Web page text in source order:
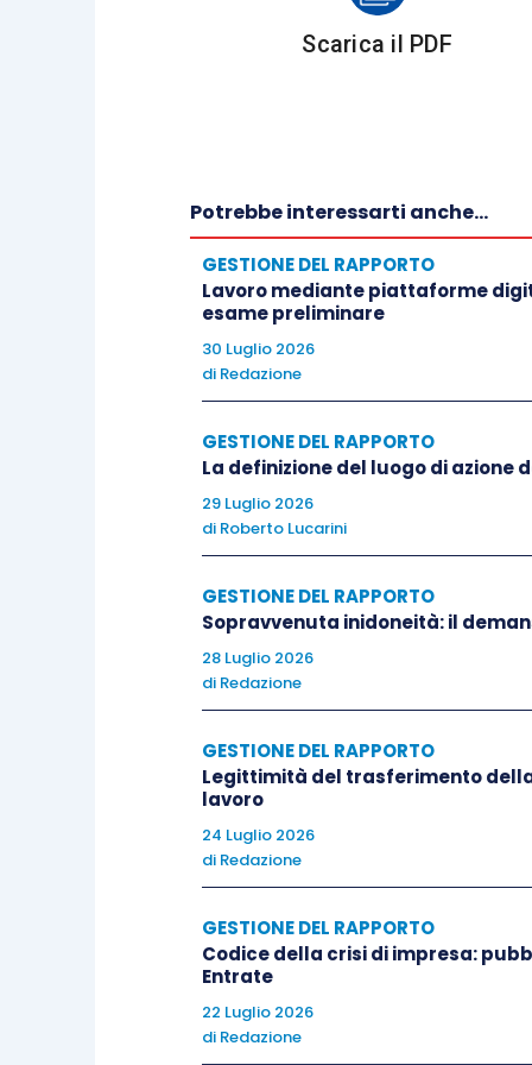
ripresenta quell’istituto
natura giuridica, ovvero se
dipendente.
Banalmente, è possibile ritenere
non fissa
contenuti e delle mie
Se l’MBO è pattuito una volta
l’attesa verso lo stesso, dato
percettore;
l’esclusione italiana
trattamenti economici individuali
stessa:
a) istituti riconosciuti su base
superminimo individuale, sia
c) o temporanea (un elemento
Le 3 tre caratteristiche di cui
all’interno della medesima
criteri oggettivi individuali.
Ora siamo di fronte alla domanda:
delle retribuzioni medie o mediane per
Scarica il PDF
Potrebbe interessarti anche...
GESTIONE DEL RAPPORTO
Lavoro mediante piattaforme
esame preliminare
30 Luglio 2026
di Redazione
GESTIONE DEL RAPPORTO
La definizione del luogo di azione
29 Luglio 2026
di Roberto Lucarini
GESTIONE DEL RAPPORTO
Sopravvenuta inidoneità: il
28 Luglio 2026
di Redazione
GESTIONE DEL RAPPORTO
Legittimità del trasferimento
lavoro
24 Luglio 2026
di Redazione
GESTIONE DEL RAPPORTO
Codice della crisi di impresa:
Entrate
22 Luglio 2026
di Redazione